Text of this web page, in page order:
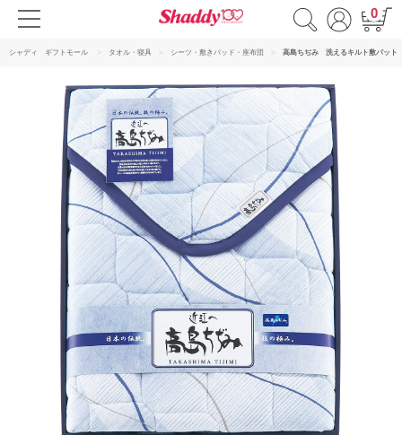
0
シャディ ギフトモール タオル・寝具 シーツ・敷きパッド・座布団 高島ちぢみ 洗えるキルト敷パット